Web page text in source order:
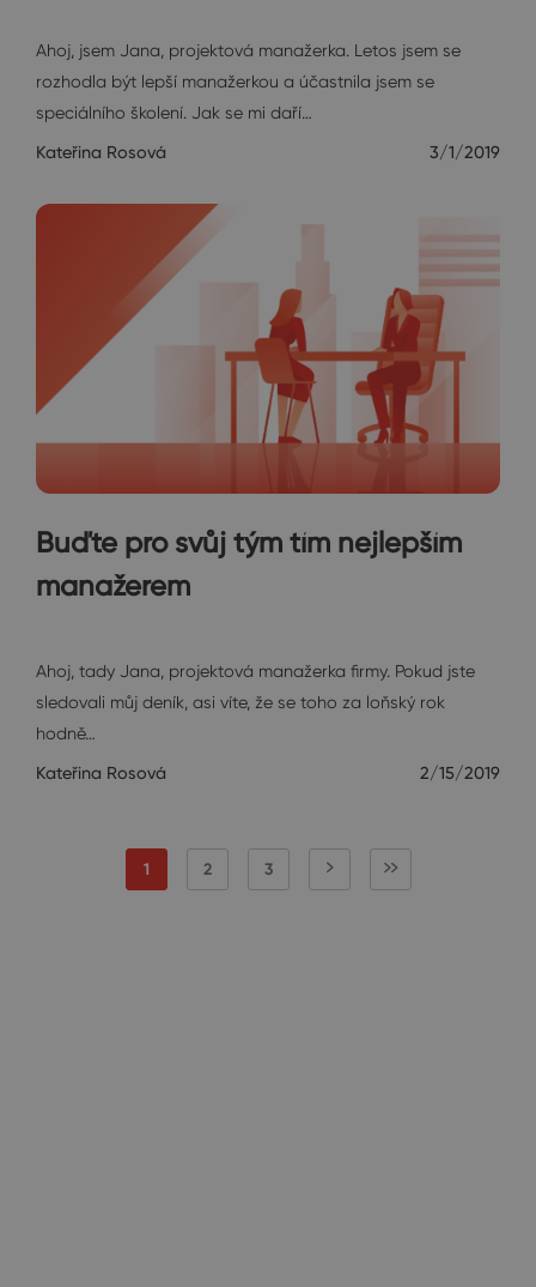
Ahoj, jsem Jana, projektová manažerka. Letos jsem se
rozhodla být lepší manažerkou a účastnila jsem se
speciálního školení. Jak se mi daří…
Kateřina Rosová 3/1/2019
Buďte pro svůj tým tím nejlepším
manažerem
Ahoj, tady Jana, projektová manažerka firmy. Pokud jste
sledovali můj deník, asi víte, že se toho za loňský rok
hodně…
Kateřina Rosová 2/15/2019
1 2 3